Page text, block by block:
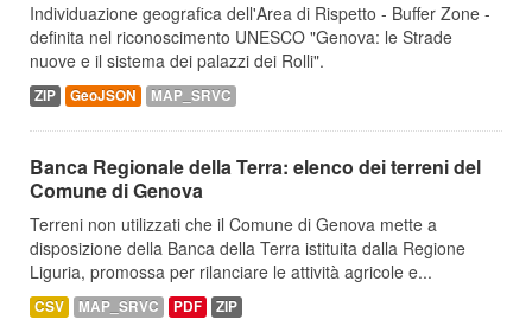
Individuazione geografica dell'Area di Rispetto - Buffer Zone -
definita nel riconoscimento UNESCO "Genova: le Strade
nuove e il sistema dei palazzi dei Rolli".
ZIP GeoJSON MAP_SRVC
Banca Regionale della Terra: elenco dei terreni del
Comune di Genova
Terreni non utilizzati che il Comune di Genova mette a
disposizione della Banca della Terra istituita dalla Regione
Liguria, promossa per rilanciare le attività agricole e...
CSV MAP_SRVC PDF ZIP